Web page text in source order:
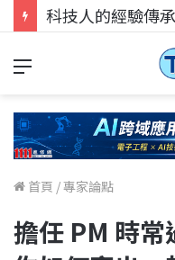
首頁 /專家論點
擔任 PM 時